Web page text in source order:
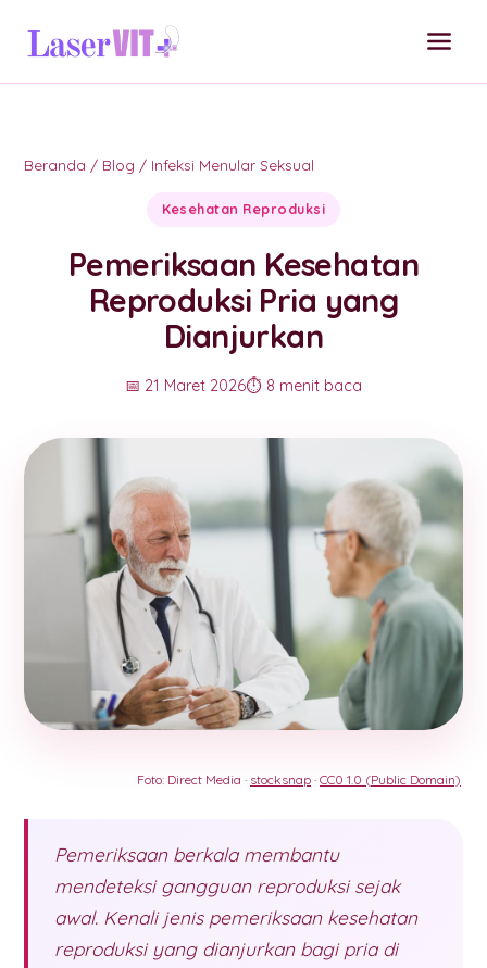
Beranda / Blog / Infeksi Menular Seksual
Kesehatan Reproduksi
Pemeriksaan Kesehatan
Reproduksi Pria yang
Dianjurkan
📅 21 Maret 2026⏱️ 8 menit baca
Foto: Direct Media · stocksnap · CC0 1.0 (Public Domain)
Pemeriksaan berkala membantu
mendeteksi gangguan reproduksi sejak
awal. Kenali jenis pemeriksaan kesehatan
reproduksi yang dianjurkan bagi pria di